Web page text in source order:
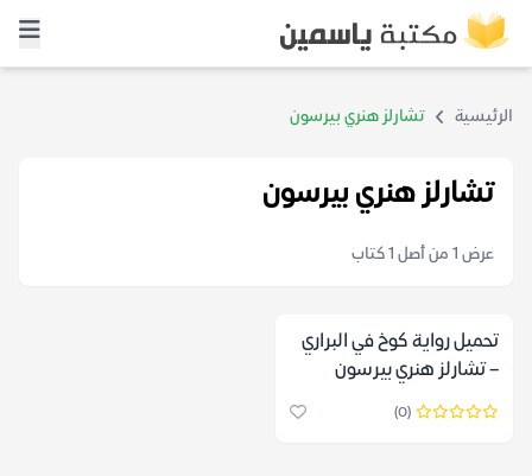
الرئيسية تشارلز هنري بيرسون
تشارلز هنري بيرسون
عرض 1 من أصل 1 كتاب
تحميل رواية كوخ في البراري
– تشارلز هنري بيرسون
(0)